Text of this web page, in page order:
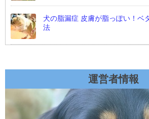
犬の脂漏症 皮膚が脂っぽい！ベ
法
運営者情報